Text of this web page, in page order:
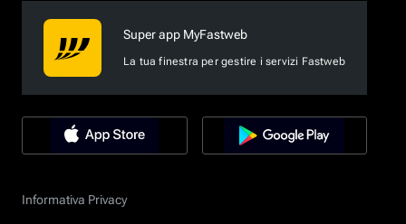
Super app MyFastweb
La tua finestra per gestire i servizi Fastweb
Informativa Privacy